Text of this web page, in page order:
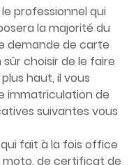
professionnel qui
la majorité du
demande de carte
choisir de le faire
haut, il vous
immatriculation de
suivantes vous
fait à la fois office
moto, de certificat de